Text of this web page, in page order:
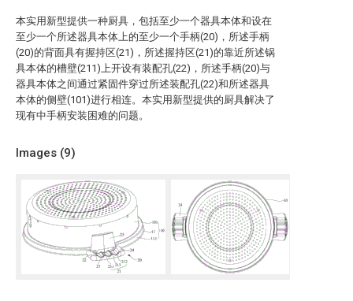
本实用新型提供一种厨具，包括至少一个器具本体和设在
至少一个所述器具本体上的至少一个手柄(20)，所述手柄
(20)的背面具有握持区(21)，所述握持区(21)的靠近所述锅
具本体的槽壁(211)上开设有装配孔(22)，所述手柄(20)与
器具本体之间通过紧固件穿过所述装配孔(22)和所述器具
本体的侧壁(101)进行相连。本实用新型提供的厨具解决了
现有中手柄安装困难的问题。
Images (9)